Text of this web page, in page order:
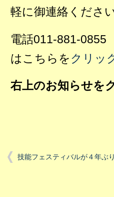
軽に御連絡ください
電話011-881-
はこちらをクリッ
右上のお知らせを
技能フェスティバルが４年ぶ